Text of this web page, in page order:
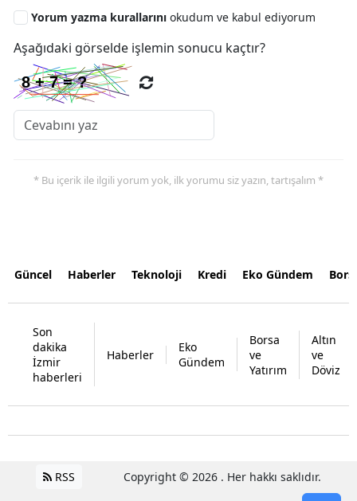
Yorum yazma kurallarını okudum ve kabul ediyorum
Aşağıdaki görselde işlemin sonucu kaçtır?
* Bu içerik ile ilgili yorum yok, ilk yorumu siz yazın, tartışalım *
Güncel Haberler Teknoloji Kredi Eko Gündem
Son
dakika
İzmir
haberleri
Haberler
Eko
Gündem
Borsa
ve
Yatırım
Altın
ve
Döviz
RSS Copyright © 2026 . Her hakkı saklıdır.